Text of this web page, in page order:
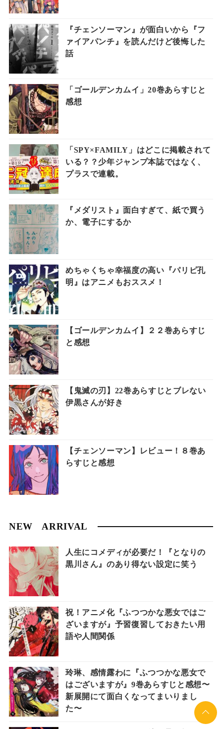
『チェンソーマン』が面白いから『フ
ァイアパンチ』を読んだけど後悔した
話
「ゴールデンカムイ」20巻あらすじと
感想
「SPY×FAMILY」はどこに掲載されて
いる？？少年ジャンプ本誌ではなく、
プラスで連載。
『メダリスト』面白すぎて、紙で買う
か、電子にするか
めちゃくちゃ幸福度の高い『パリピ孔
明』はアニメもおススメ！
【ゴールデンカムイ】２２巻あらすじ
と感想
【鬼滅の刃】22巻あらすじとブレない
伊黒さんが好き
【チェンソーマン】レビュー！８巻あ
らすじと感想
NEW ARRIVAL
人生にコメディが必要だ！『となりの
黒川さん』のあり得ない設定に笑う
祝！アニメ化『ふつつかな悪女ではご
ざいますが』予習復習しておきたい用
語や人間関係
玲琳、感情露わに『ふつつかな悪女で
はございますが』9巻あらすじと感想〜
新展開にて面白くなってまいりまし
た〜